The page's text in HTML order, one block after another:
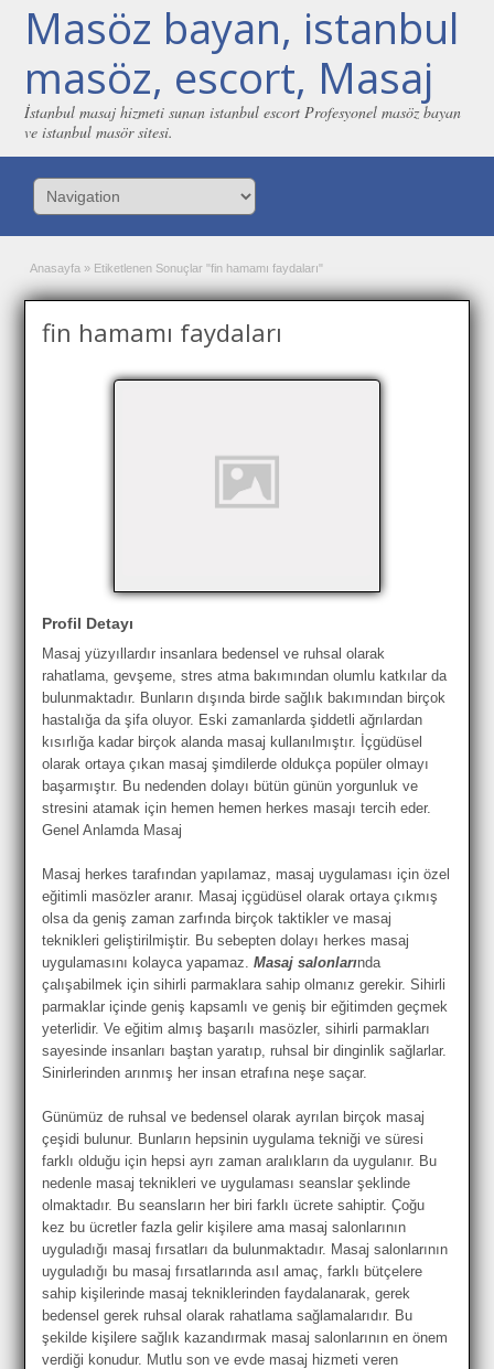
Masöz bayan, istanbul
masöz, escort, Masaj
İstanbul masaj hizmeti sunan istanbul escort Profesyonel masöz bayan
ve istanbul masör sitesi.
Anasayfa » Etiketlenen Sonuçlar "fin hamamı faydaları"
fin hamamı faydaları
Profil Detayı
Masaj yüzyıllardır insanlara bedensel ve ruhsal olarak
rahatlama, gevşeme, stres atma bakımından olumlu katkılar da
bulunmaktadır. Bunların dışında birde sağlık bakımından birçok
hastalığa da şifa oluyor. Eski zamanlarda şiddetli ağrılardan
kısırlığa kadar birçok alanda masaj kullanılmıştır. İçgüdüsel
olarak ortaya çıkan masaj şimdilerde oldukça popüler olmayı
başarmıştır. Bu nedenden dolayı bütün günün yorgunluk ve
stresini atamak için hemen hemen herkes masajı tercih eder.
Genel Anlamda Masaj
Masaj herkes tarafından yapılamaz, masaj uygulaması için özel
eğitimli masözler aranır. Masaj içgüdüsel olarak ortaya çıkmış
olsa da geniş zaman zarfında birçok taktikler ve masaj
teknikleri geliştirilmiştir. Bu sebepten dolayı herkes masaj
uygulamasını kolayca yapamaz.Masaj salonlarında
çalışabilmek için sihirli parmaklara sahip olmanız gerekir. Sihirli
parmaklar içinde geniş kapsamlı ve geniş bir eğitimden geçmek
yeterlidir. Ve eğitim almış başarılı masözler, sihirli parmakları
sayesinde insanları baştan yaratıp, ruhsal bir dinginlik sağlarlar.
Sinirlerinden arınmış her insan etrafına neşe saçar.
Günümüz de ruhsal ve bedensel olarak ayrılan birçok masaj
çeşidi bulunur. Bunların hepsinin uygulama tekniği ve süresi
farklı olduğu için hepsi ayrı zaman aralıkların da uygulanır. Bu
nedenle masaj teknikleri ve uygulaması seanslar şeklinde
olmaktadır. Bu seansların her biri farklı ücrete sahiptir. Çoğu
kez bu ücretler fazla gelir kişilere ama masaj salonlarının
uyguladığı masaj fırsatları da bulunmaktadır. Masaj salonlarının
uyguladığı bu masaj fırsatlarında asıl amaç, farklı bütçelere
sahip kişilerinde masaj tekniklerinden faydalanarak, gerek
bedensel gerek ruhsal olarak rahatlama sağlamalarıdır. Bu
şekilde kişilere sağlık kazandırmak masaj salonlarının en önem
verdiği konudur. Mutlu son ve evde masaj hizmeti veren